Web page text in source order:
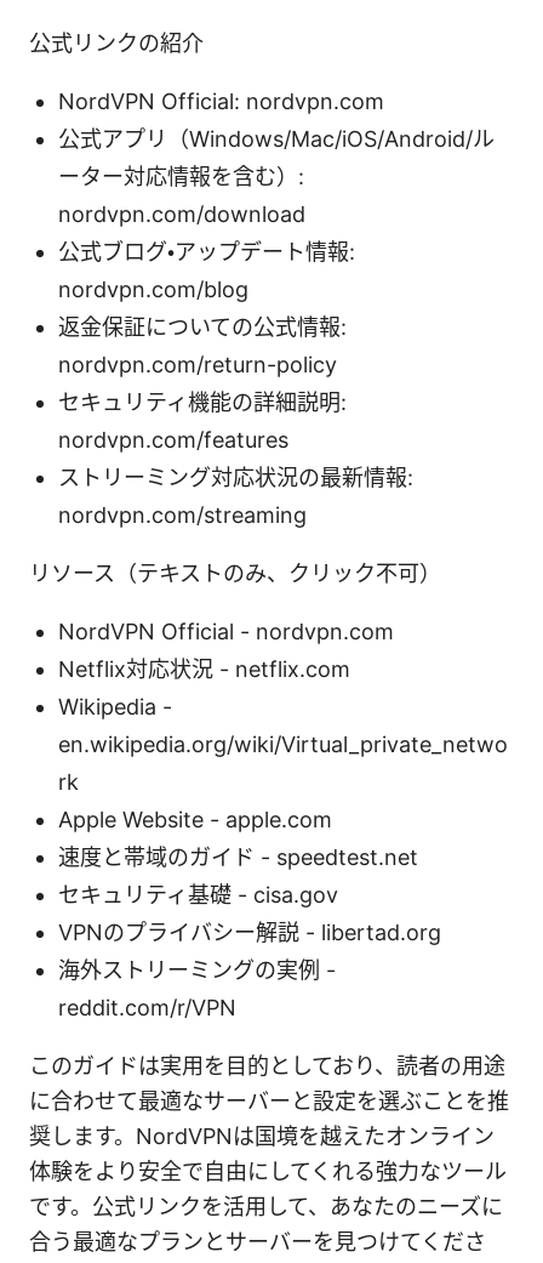
公式リンクの紹介
NordVPN Official: nordvpn.com
公式アプリ（Windows/Mac/iOS/Android/ル
ーター対応情報を含む）:
nordvpn.com/download
公式ブログ・アップデート情報:
nordvpn.com/blog
返金保証についての公式情報:
nordvpn.com/return-policy
セキュリティ機能の詳細説明:
nordvpn.com/features
ストリーミング対応状況の最新情報:
nordvpn.com/streaming
リソース（テキストのみ、クリック不可）
NordVPN Official - nordvpn.com
Netflix対応状況 - netflix.com
Wikipedia -
en.wikipedia.org/wiki/Virtual_private_netwo
rk
Apple Website - apple.com
速度と帯域のガイド - speedtest.net
セキュリティ基礎 - cisa.gov
VPNのプライバシー解説 - libertad.org
海外ストリーミングの実例 -
reddit.com/r/VPN
このガイドは実用を目的としており、読者の用途
に合わせて最適なサーバーと設定を選ぶことを推
奨します。NordVPNは国境を越えたオンライン
体験をより安全で自由にしてくれる強力なツール
です。公式リンクを活用して、あなたのニーズに
合う最適なプランとサーバーを見つけてくださ